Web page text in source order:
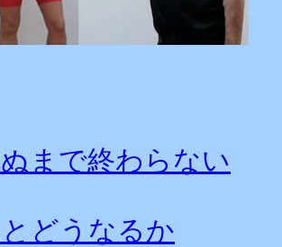
まで終わらない
どうなるか